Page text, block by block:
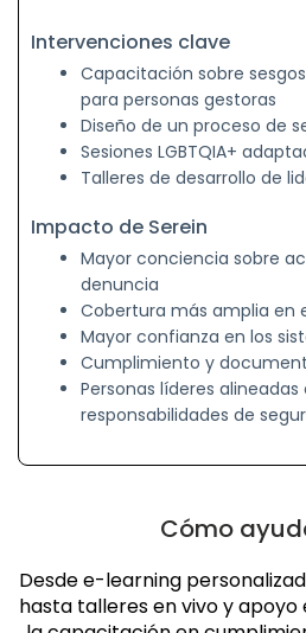
Intervenciones clave
Capacitación sobre
para personas gestoras
Diseño de un proceso de
Sesiones LGBTQIA+
Talleres de desarrollo de
Impacto de Serein
Mayor conciencia sobre
denuncia
Cobertura más amplia en
Mayor confianza en los
Cumplimiento y
Personas líderes alineadas
responsabilidades de
Cómo
Desde e-learning
hasta talleres en vivo y